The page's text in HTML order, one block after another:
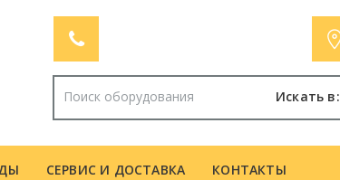
Искать в:
СЕРВИС И ДОСТАВКА КОНТАКТЫ